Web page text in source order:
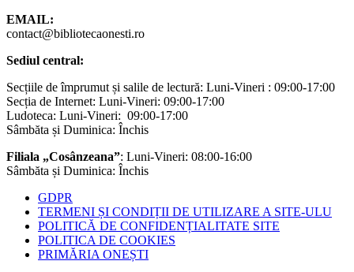
EMAIL:
contact@bibliotecaonesti.ro
Sediul central:
Secțiile de împrumut și salile de lectură: Luni-Vineri : 09:00-17:00
Secția de Internet: Luni-Vineri: 09:00-17:00
Ludoteca: Luni-Vineri: 09:00-17:00
Sâmbăta și Duminica: Închis
Filiala „Cosânzeana”: Luni-Vineri: 08:00-16:00
Sâmbăta și Duminica: Închis
GDPR
TERMENI ȘI CONDIȚII DE UTILIZARE A SITE-ULU
POLITICĂ DE CONFIDENȚIALITATE SITE
POLITICA DE COOKIES
PRIMĂRIA ONEȘTI